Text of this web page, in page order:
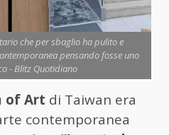
che per sbaglio ha pulito e
pensando fosse uno
- Blitz Quotidiano
of Art di Taiwan era
contemporanea